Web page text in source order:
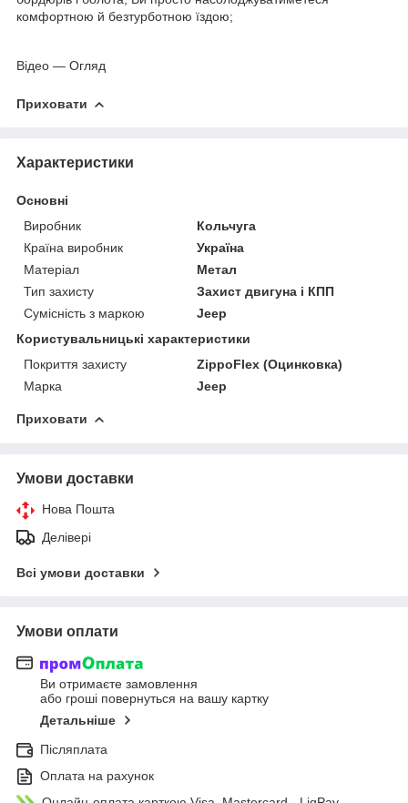
комфортною й безтурботною їздою;
Відео — Огляд
Приховати
Характеристики
Основні
Виробник
Кольчуга
Країна виробник
Україна
Матеріал
Метал
Тип захисту
Захист двигуна і КПП
Сумісність з маркою
Jeep
Користувальницькі характеристики
Покриття захисту
ZippoFlex (Оцинковка)
Марка
Jeep
Приховати
Умови доставки
Нова Пошта
Делівері
Всі умови доставки
Умови оплати
Ви отримаєте замовлення
або гроші повернуться на вашу картку
Детальніше
Післяплата
Оплата на рахунок